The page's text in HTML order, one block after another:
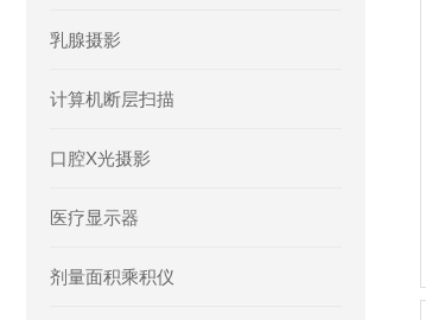
乳腺摄影
计算机断层扫描
口腔X光摄影
医疗显示器
剂量面积乘积仪